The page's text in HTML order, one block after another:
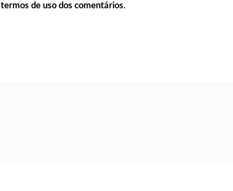
termos de uso dos comentários.